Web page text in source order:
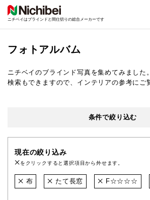
ニチベイはブラインドと間仕切りの総合メーカーです
フォトアルバム
ニチベイのブラインド写真を集めてみました。
検索もできますので、インテリアの参考にご
条件で絞り込む
現在の絞り込み
をクリックすると選択項目から外せます。
布 たて長窓 F☆☆☆☆